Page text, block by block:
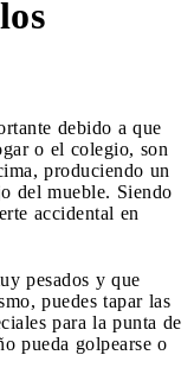
debido a que
o el colegio, son
produciendo un
del mueble. Siendo
accidental en
pesados y que
puedes tapar las
para la punta de
pueda golpearse o